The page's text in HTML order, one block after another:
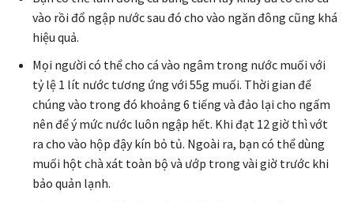
vào rồi đổ ngập nước sau đó cho vào ngăn đông cũng khá
hiệu quả.
Mọi người có thể cho cá vào ngâm trong nước muối với
tỷ lệ 1 lít nước tương ứng với 55g muối. Thời gian để
chúng vào trong đó khoảng 6 tiếng và đảo lại cho ngấm
nên để ý mức nước luôn ngập hết. Khi đạt 12 giờ thì vớt
ra cho vào hộp đậy kín bỏ tủ. Ngoài ra, bạn có thể dùng
muối hột chà xát toàn bộ và ướp trong vài giờ trước khi
bảo quản lạnh.